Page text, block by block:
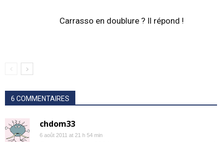
Carrasso en doublure ? Il répond !
6 COMMENTAIRES
chdom33
6 août 2011 at 21 h 54 min